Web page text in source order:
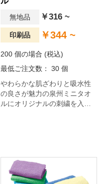
無地品 ￥316 ~
印刷品 ￥344 ~
200 個の場合 (税込)
最低ご注文数： 30 個
やわらかな肌ざわりと吸水性
の良さが魅力の泉州ミニタオ
ルにオリジナルの刺繍を入れ